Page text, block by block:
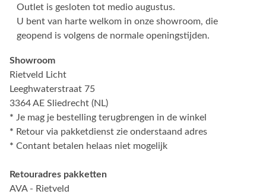
Outlet is gesloten tot medio augustus.
U bent van harte welkom in onze showroom, die
geopend is volgens de normale openingstijden.
Showroom
Rietveld Licht
Leeghwaterstraat 75
3364 AE Sliedrecht (NL)
* Je mag je bestelling terugbrengen in de winkel
* Retour via pakketdienst zie onderstaand adres
* Contant betalen helaas niet mogelijk
Retouradres pakketten
AVA - Rietveld